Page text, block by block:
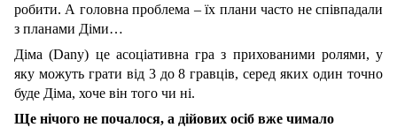
робити. А головна проблема – їх плани часто не співпадали
з планами Діми…
Діма (Dany) це асоціативна гра з прихованими ролями, у
яку можуть грати від 3 до 8 гравців, серед яких один точно
буде Діма, хоче він того чи ні.
Ще нічого не почалося, а дійових осіб вже чимало